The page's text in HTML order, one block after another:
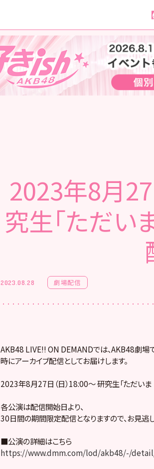
2023年8月27
究生「ただ
2023.08.28 劇場配信
AKB48 LIVE!! ON DEMANDでは、AKB48劇場
時にアーカイブ配信としてお届けします。
2023年8月27日（日）18:00～ 研究生「ただい
各公演は配信開始日より、
30日間の期間限定配信となりますので、お見逃し
■公演の詳細はこちら
https://www.dmm.com/lod/akb48/-/